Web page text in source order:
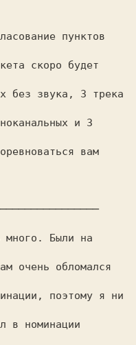
пунктов
скоро будет
без звука, 3 трека
и 3
вам
много. Были на
очень обломался
поэтому я ни
в номинации